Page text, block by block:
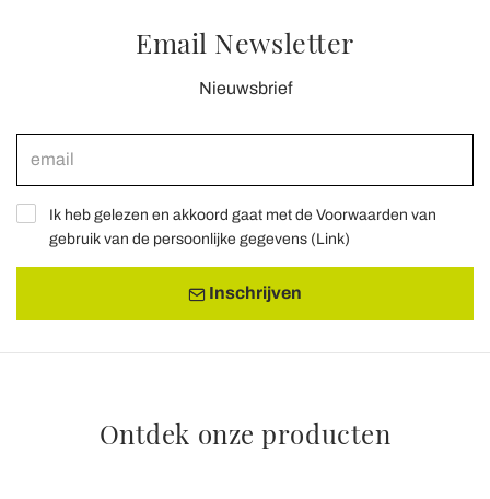
Email Newsletter
Nieuwsbrief
Ik heb gelezen en akkoord gaat met de Voorwaarden van
gebruik van de persoonlijke gegevens (Link)
Inschrijven
Ontdek onze producten